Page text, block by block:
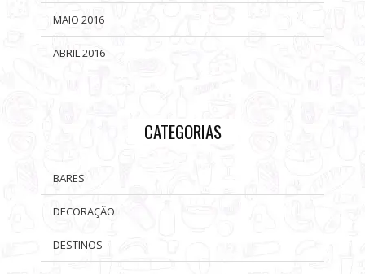
MAIO 2016
ABRIL 2016
CATEGORIAS
BARES
DECORAÇÃO
DESTINOS